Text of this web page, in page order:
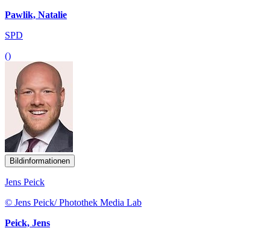
Pawlik, Natalie
SPD
()
Bildinformationen
Jens Peick
© Jens Peick/ Photothek Media Lab
Peick, Jens